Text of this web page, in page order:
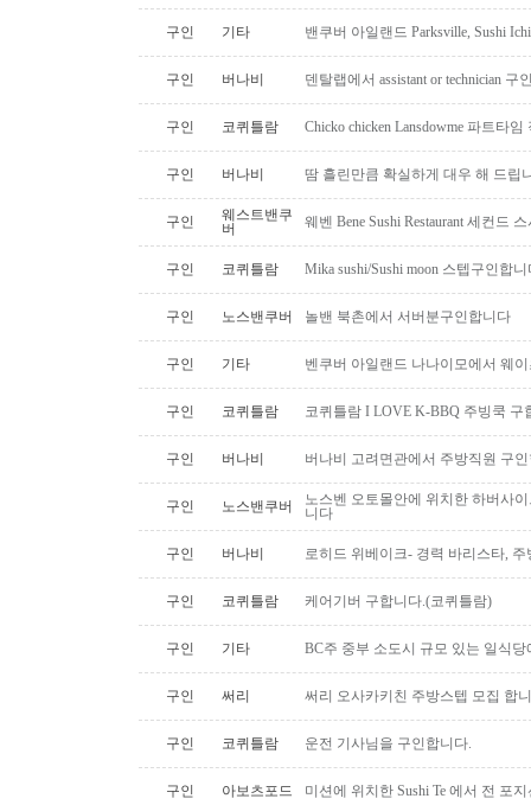
구인 기타 밴쿠버 아일랜드 Parksville, Sushi
구인 버나비 덴탈랩에서 assistant or technician 구
구인 코퀴틀람 Chicko chicken Lansdowme 파트타
구인 버나비 땀 흘린만큼 확실하게 대우 해 드립
구인
웨스트밴쿠
버
웨벤 Bene Sushi Restaurant 세컨드
구인 코퀴틀람 Mika sushi/Sushi moon 스텝구인합
구인 노스밴쿠버 놀밴 북촌에서 서버분구인합니다
구인 기타 벤쿠버 아일랜드 나나이모에서 웨
구인 코퀴틀람 코퀴틀람 I LOVE K-BBQ 주빙쿡 구
구인 버나비 버나비 고려면관에서 주방직원 구
구인 노스밴쿠버
노스벤 오토몰안에 위치한 하버사
니다
구인 버나비 로히드 위베이크- 경력 바리스타, 주
구인 코퀴틀람 케어기버 구합니다.(코퀴틀람)
구인 기타 BC주 중부 소도시 규모 있는 일식
구인 써리 써리 오사카키친 주방스텝 모집 합
구인 코퀴틀람 운전 기사님을 구인합니다.
구인 아보츠포드 미션에 위치한 Sushi Te 에서 전 포